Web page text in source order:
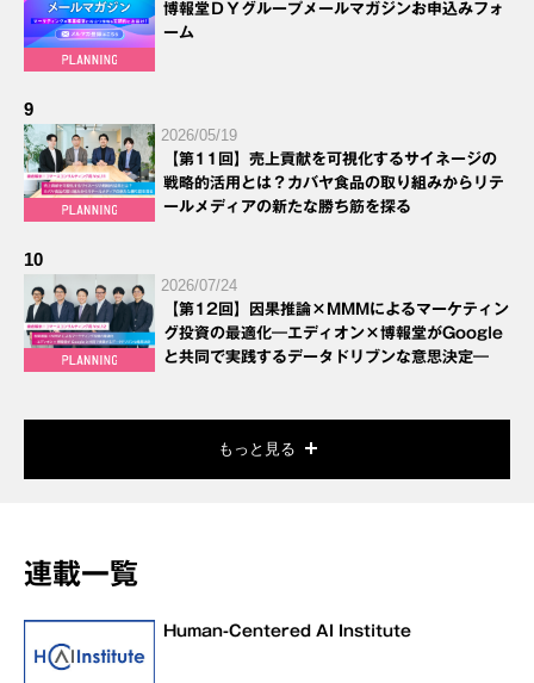
博報堂ＤＹグループメールマガジンお申込みフォ
ーム
9
2026/05/19
【第11回】売上貢献を可視化するサイネージの
戦略的活用とは？カバヤ食品の取り組みからリテ
ールメディアの新たな勝ち筋を探る
10
2026/07/24
【第12回】因果推論×MMMによるマーケティン
グ投資の最適化―エディオン×博報堂がGoogle
と共同で実践するデータドリブンな意思決定―
もっと見る
連載一覧
Human-Centered AI Institute